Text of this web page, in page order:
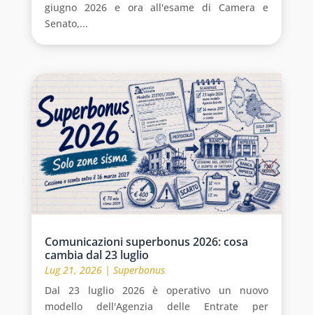
giugno 2026 e ora all'esame di Camera e
Senato,...
Comunicazioni superbonus 2026: cosa
cambia dal 23 luglio
Lug 21, 2026| Superbonus
Dal 23 luglio 2026 è operativo un nuovo
modello dell'Agenzia delle Entrate per